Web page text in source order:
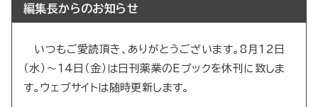
編集長からのお知らせ
いつもご愛読頂き、ありがとうございます。8月12日
（水）～14日（金）は日刊薬業のEブックを休刊に致しま
す。ウェブサイトは随時更新します。